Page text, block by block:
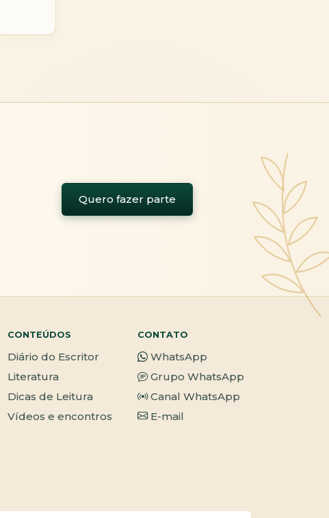
Quero fazer parte
CONTEÚDOS
Diário do Escritor
Literatura
Dicas de Leitura
Vídeos e encontros
CONTATO
WhatsApp
Grupo WhatsApp
Canal WhatsApp
E-mail